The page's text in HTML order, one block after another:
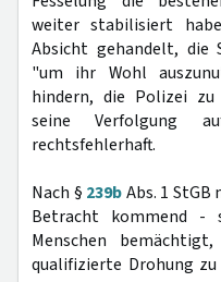
weiter stabilisiert
Absicht gehandelt, die
"um ihr Wohl
hindern, die Polizei zu
seine Verfolgung
rechtsfehlerhaft.
Nach § 239bAbs. 1
Betracht kommend -
Menschen
qualifizierte Drohung